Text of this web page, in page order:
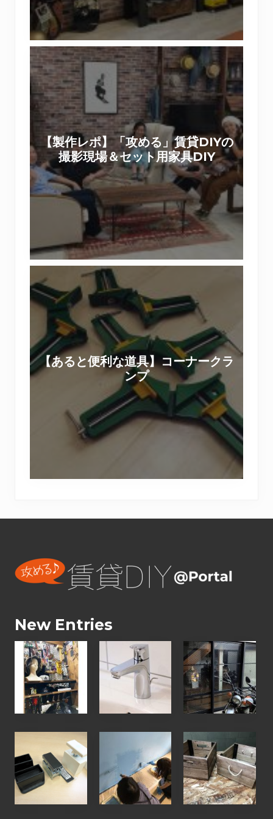
。
復
帰
き
る
壁
紙
デ
コ
マ
で
リ
メ
【製作レポ】「攻める」賃貸DIYの
撮影現場＆セット用家具DIY
製
作
レ
ポ
】
「
攻
め
」
貸
D
Y
の
撮
影
現
場
＆
セ
ッ
具
【あると便利な道具】コーナークラ
ンプ
あ
る
と
便
利
な
道
具
】
ー
New Entries
【
客
様
の
Y
写
真
】
【
お
の
漏
れ
で
【
お
客
様
の
I
Y
写
真
】
ォ
リ
ス
ト
ー
ク
シ
【
ワ
ー
ク
シ